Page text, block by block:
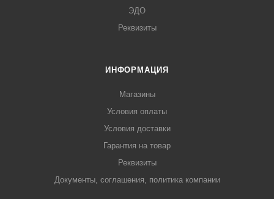
ЭДО
Реквизиты
ИНФОРМАЦИЯ
Магазины
Условия оплаты
Условия доставки
Гарантия на товар
Реквизиты
Документы, соглашения, политика компании